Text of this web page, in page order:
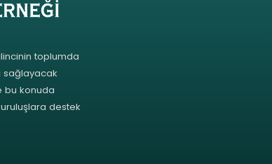
toplumda
sağlayacak
bu konuda
destek